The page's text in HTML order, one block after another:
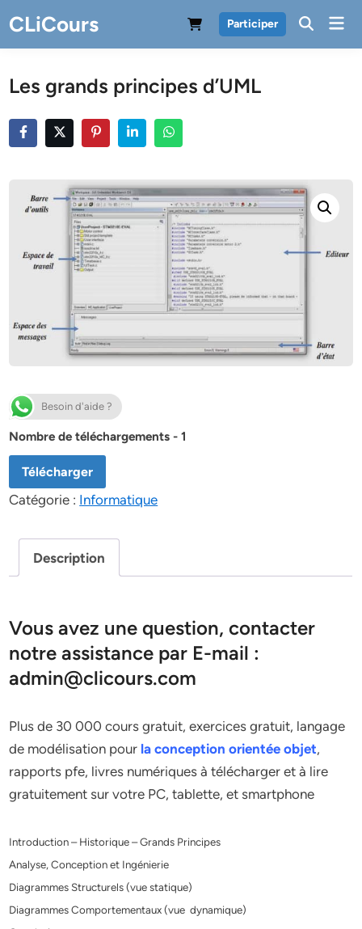
to
content
CLiCours Participer
Les grands principes d’UML
Besoin d'aide ?
Nombre de téléchargements - 1
Télécharger
Catégorie : Informatique
Description
Vous avez une question, contacter
notre assistance par E-mail :
admin@clicours.com
Plus de 30 000 cours gratuit, exercices gratuit, langage
de modélisation pour la conception orientée objet,
rapports pfe, livres numériques à télécharger et à lire
gratuitement sur votre PC, tablette, et smartphone
Introduction – Historique – Grands Principes
Analyse, Conception et Ingénierie
Diagrammes Structurels (vue statique)
Diagrammes Comportementaux (vue dynamique)